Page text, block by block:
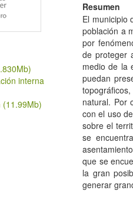
interna
(11.99Mb)
Resumen
El municipio
población a
por
de proteger
medio de la
puedan
natural. Por
con el uso
sobre el
se
que se
la gran
generar